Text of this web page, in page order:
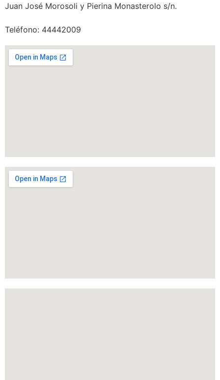
Juan José Morosoli y Pierina Monasterolo s/n.
Teléfono: 44442009